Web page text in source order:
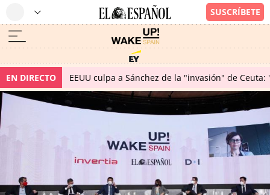
EN DIRECTO EEUU culpa a Sánchez de la "invasión" de